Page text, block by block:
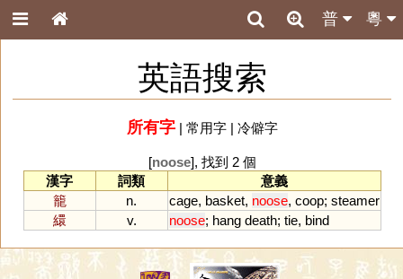
粵
普
英語搜索
所有字| 常用字| 冷僻字
[noose], 找到 2 個
漢字
詞類
意義
籠
n. cage, basket, noose, coop; steamer
繯
v. noose; hang death; tie, bind